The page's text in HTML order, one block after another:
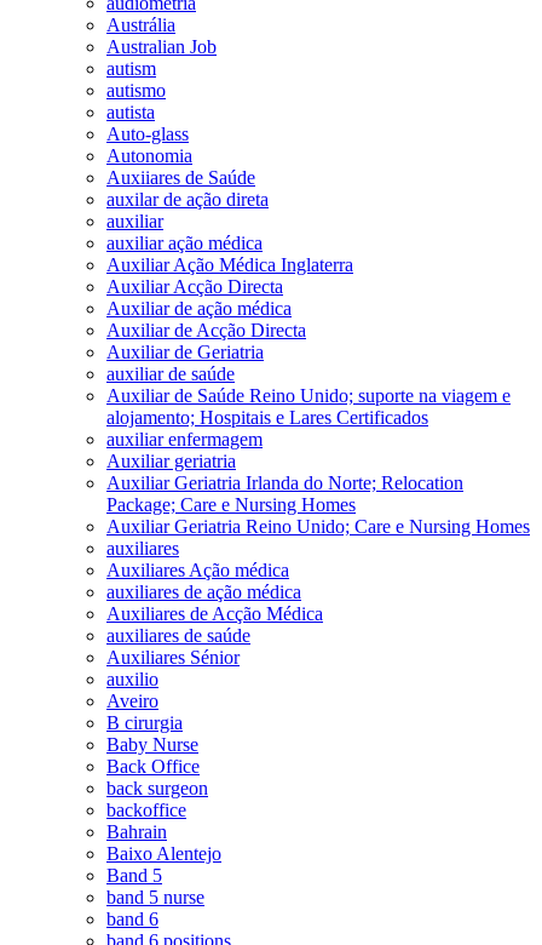
Austrália
Australian Job
autism
autismo
autista
Auto-glass
Autonomia
Auxiiares de Saúde
auxilar de ação direta
auxiliar
auxiliar ação médica
Auxiliar Ação Médica Inglaterra
Auxiliar Acção Directa
Auxiliar de ação médica
Auxiliar de Acção Directa
Auxiliar de Geriatria
auxiliar de saúde
Auxiliar de Saúde Reino Unido; suporte na viagem e
alojamento; Hospitais e Lares Certificados
auxiliar enfermagem
Auxiliar geriatria
Auxiliar Geriatria Irlanda do Norte; Relocation
Package; Care e Nursing Homes
Auxiliar Geriatria Reino Unido; Care e Nursing Homes
auxiliares
Auxiliares Ação médica
auxiliares de ação médica
Auxiliares de Acção Médica
auxiliares de saúde
Auxiliares Sénior
auxilio
Aveiro
B cirurgia
Baby Nurse
Back Office
back surgeon
backoffice
Bahrain
Baixo Alentejo
Band 5
band 5 nurse
band 6
band 6 positions